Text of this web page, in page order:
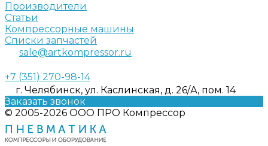
Производители
Статьи
Компрессорные машины
Списки запчастей
sale@artkompressor.ru
+7 (351) 270-98-14
г. Челябинск, ул. Каслинская, д. 26/А, пом. 14
Заказать звонок
© 2005-2026 ООО ПРО Компрессор